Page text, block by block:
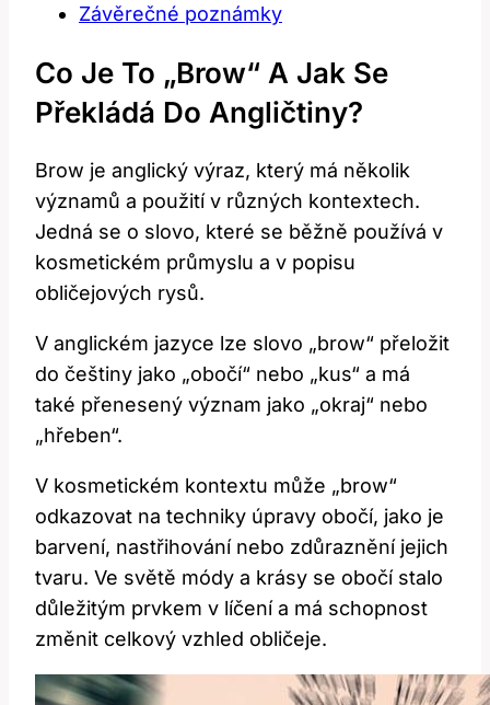
Závěrečné poznámky
Co Je To „brow“ A Jak Se
Překládá Do Angličtiny?
Brow je anglický výraz, který má několik
významů a použití v různých kontextech.
Jedná se o slovo, které se běžně používá v
kosmetickém průmyslu a v popisu
obličejových rysů.
V anglickém jazyce lze slovo „brow“ přeložit
do češtiny jako „obočí“ nebo „kus“ a má
také přenesený význam jako „okraj“ nebo
„hřeben“.
V kosmetickém kontextu může „brow“
odkazovat na techniky úpravy obočí, jako je
barvení, nastřihování nebo zdůraznění jejich
tvaru. Ve světě módy a krásy se obočí stalo
důležitým prvkem v líčení a má schopnost
změnit celkový vzhled obličeje.